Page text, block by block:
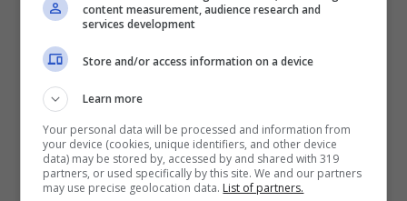
configura come una commedia esilarante
e leggera che saprà intrattenere
piacevolmente i vostri pargoli. Inoltre, nei
contenuti extra del dvd, troverete anche
sette brillanti scene tagliate, due minuti di
errori e papere e un making of di cinque
content measurement, audience research and
services development
Store and/or access information on a device
Learn more
Your personal data will be processed and information from
your device (cookies, unique identifiers, and other device
data) may be stored by, accessed by and shared with 319
partners, or used specifically by this site. We and our partners
may use precise geolocation data. List of partners.